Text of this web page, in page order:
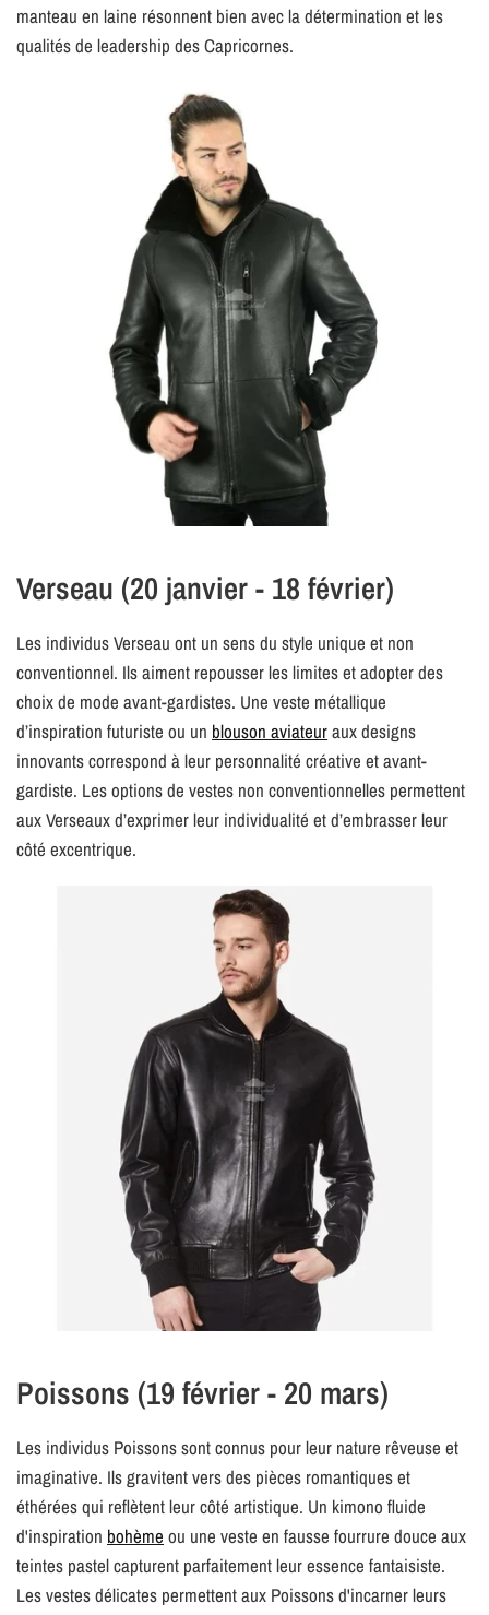
manteau en laine résonnent bien avec la détermination et les
qualités de leadership des Capricornes.
Verseau (20 janvier - 18 février)
Les individus Verseau ont un sens du style unique et non
conventionnel. Ils aiment repousser les limites et adopter des
choix de mode avant-gardistes. Une veste métallique
d’inspiration futuriste ou un blouson aviateuraux designs
innovants correspond à leur personnalité créative et avant-
gardiste. Les options de vestes non conventionnelles permettent
aux Verseaux d’exprimer leur individualité et d’embrasser leur
côté excentrique.
Poissons (19 février - 20 mars)
Les individus Poissons sont connus pour leur nature rêveuse et
imaginative. Ils gravitent vers des pièces romantiques et
éthérées qui reflètent leur côté artistique. Un kimono fluide
d'inspiration bohème ou une veste en fausse fourrure douce aux
teintes pastel capturent parfaitement leur essence fantaisiste.
Les vestes délicates permettent aux Poissons d'incarner leurs